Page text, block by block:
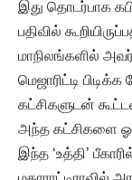
இது தொடர்பாக
பதிவில்
மாநிலங்களில்
மெஜாரிட்டி
கட்சிகளுடன்
அந்த கட்சிகளை
இந்த ‘உத்தி’